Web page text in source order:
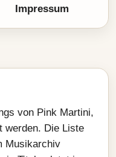
Impressum
von Pink Martini,
werden. Die Liste
Musikarchiv